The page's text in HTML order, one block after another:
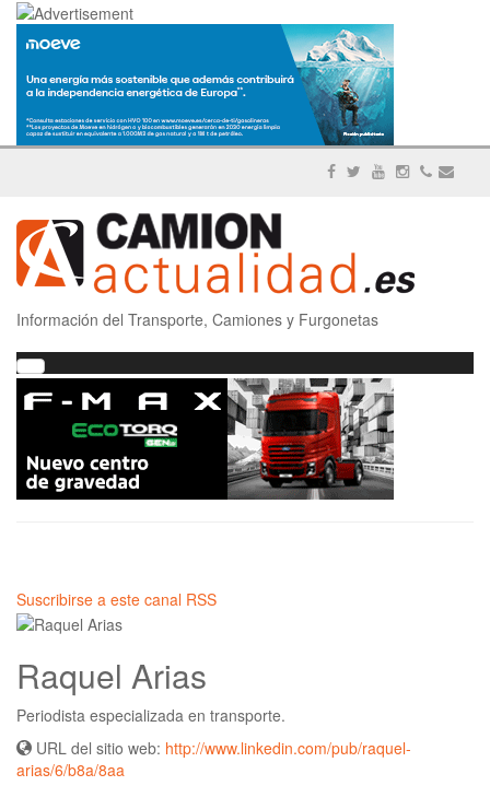
Información del Transporte, Camiones y Furgonetas
Suscribirse a este canal RSS
Raquel Arias
Periodista especializada en transporte.
URL del sitio web: http://www.linkedin.com/pub/raquel-
arias/6/b8a/8aa